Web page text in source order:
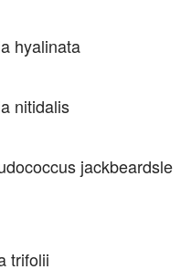
hyalinata
nitidalis
jackbeardsle
trifolii